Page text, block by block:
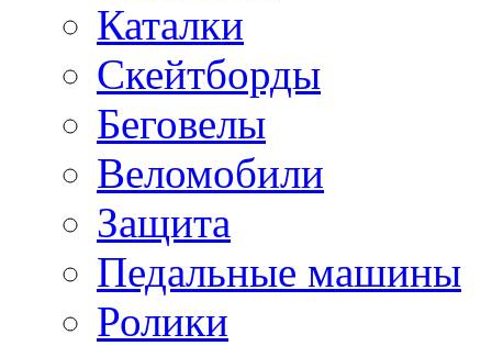
Каталки
Скейтборды
Беговелы
Веломобили
Защита
Педальные машины
Ролики